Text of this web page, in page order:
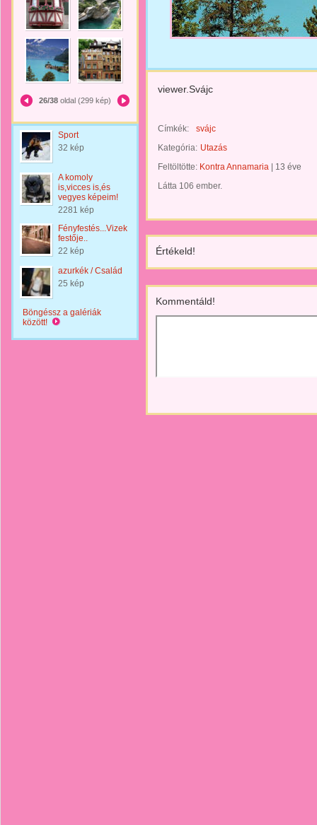
26/38 oldal (299 kép)
Sport
32 kép
A komoly
is,vicces is,és
vegyes képeim!
2281 kép
Fényfestés...Vizek
festője..
22 kép
azurkék / Család
25 kép
Böngéssz a galériák
között!
viewer.Svájc
Címkék:
svájc
Kategória: Utazás
Feltöltötte: Kontra Annamaria
13 éve
Látta 106 ember.
Értékeld!
Kommentáld!